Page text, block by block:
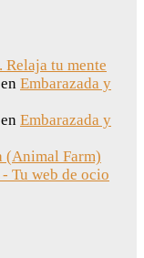
Relaja tu mente
en Embarazada y
en Embarazada y
(Animal Farm)
Tu web de ocio